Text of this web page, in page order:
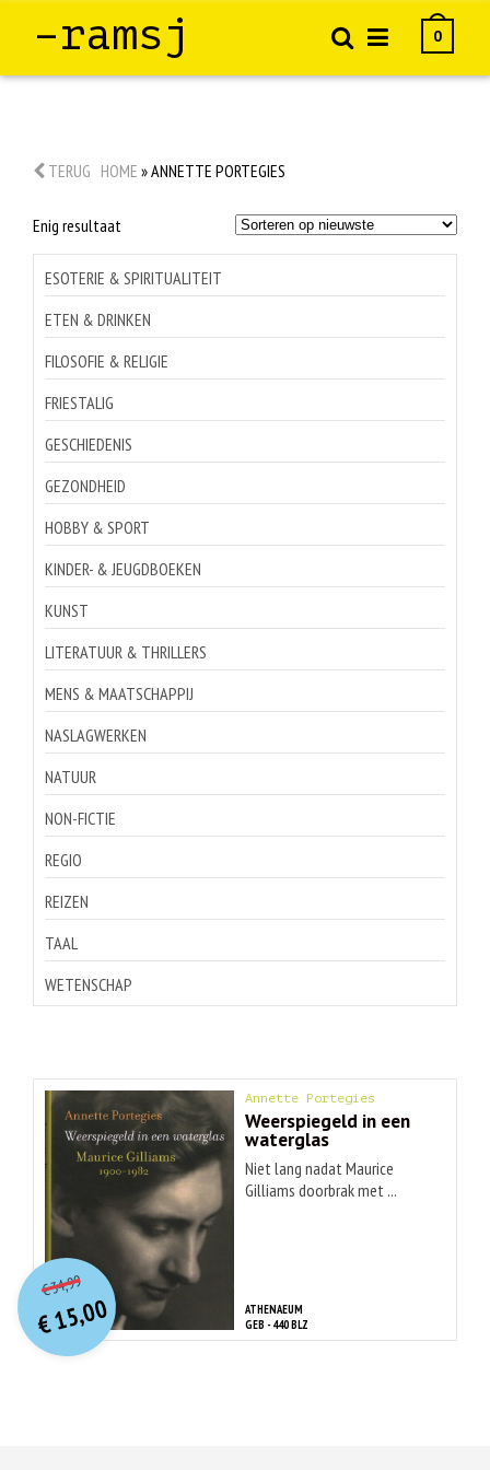
–ramsj 0
TERUG HOME »ANNETTE PORTEGIES
Enig resultaat
ESOTERIE & SPIRITUALITEIT
ETEN & DRINKEN
FILOSOFIE & RELIGIE
FRIESTALIG
GESCHIEDENIS
GEZONDHEID
HOBBY & SPORT
KINDER- & JEUGDBOEKEN
KUNST
LITERATUUR & THRILLERS
MENS & MAATSCHAPPIJ
NASLAGWERKEN
NATUUR
NON-FICTIE
REGIO
REIZEN
TAAL
WETENSCHAP
Annette Portegies
Weerspiegeld in een
waterglas
Niet lang nadat Maurice
Gilliams doorbrak met ...
ATHENAEUM
GEB - 440 BLZ
€34,99O
orspr
onkelijke
prijs
was:
€ 34,99.
€15,00
Huidige
prijs
is:€ 15,00.